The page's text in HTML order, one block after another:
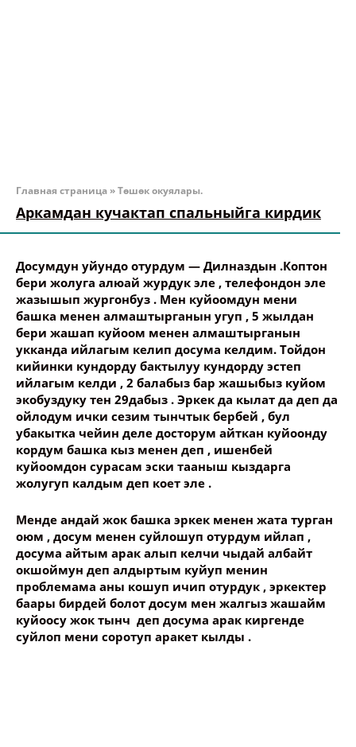
Главная страница »Төшөк окуялары.
Аркамдан кучактап спальныйга кирдик
Досумдун уйундо отурдум — Дилназдын .Коптон
бери жолуга алюай журдук эле , телефондон эле
жазышып жургонбуз . Мен куйоомдун мени
башка менен алмаштырганын угуп , 5 жылдан
бери жашап куйоом менен алмаштырганын
укканда ийлагым келип досума келдим. Тойдон
кийинки кундорду бактылуу кундорду эстеп
ийлагым келди , 2 балабыз бар жашыбыз куйом
экобуздуку тен 29дабыз . Эркек да кылат да деп да
ойлодум ички сезим тынчтык бербей , бул
убакытка чейин деле досторум айткан куйоонду
кордум башка кыз менен деп , ишенбей
куйоомдон сурасам эски тааныш кыздарга
жолугуп калдым деп коет эле .
Менде андай жок башка эркек менен жата турган
оюм , досум менен суйлошуп отурдум ийлап ,
досума айтым арак алып келчи чыдай албайт
окшоймун деп алдыртым куйуп менин
проблемама аны кошуп ичип отурдук , эркектер
баары бирдей болот досум мен жалгыз жашайм
куйоосу жок тынч деп досума арак киргенде
суйлоп мени соротуп аракет кылды .